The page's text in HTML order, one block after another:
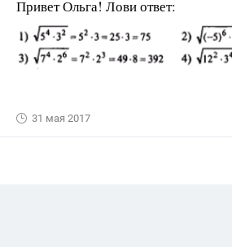
Привет Ольга! Лови ответ:
31 мая 2017